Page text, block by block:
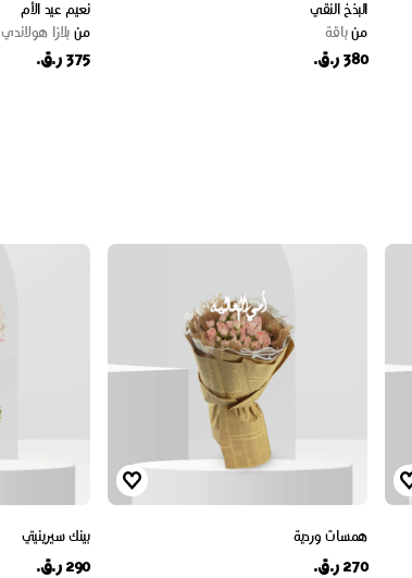
البذخ النقي
منباقة
380 ر.ق.
نعيم عيد الأم
منبلازا هولاندي
375 ر.ق.
همسات وردية
270 ر.ق.
بينك سيرينيتي
290 ر.ق.